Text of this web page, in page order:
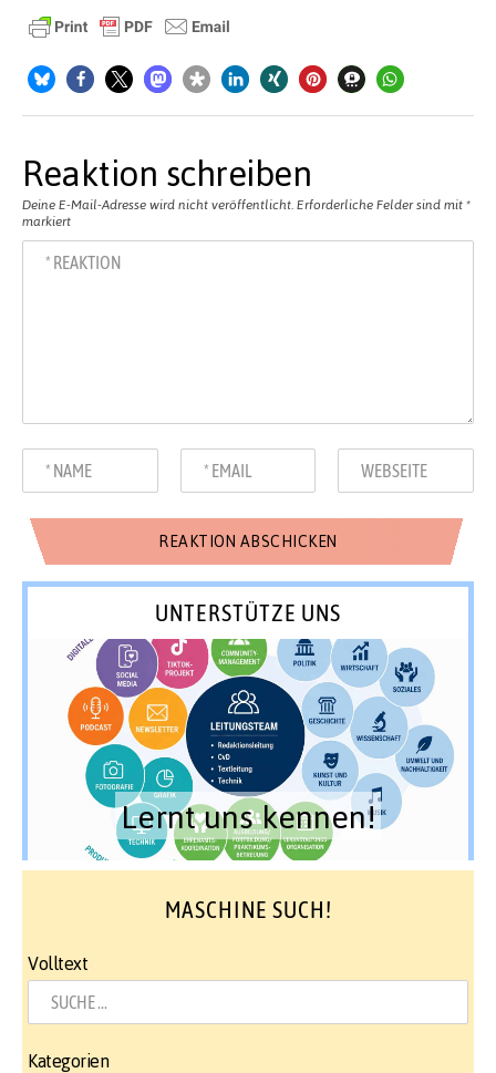
Reaktion schreiben
Deine E-Mail-Adresse wird nicht veröffentlicht. Erforderliche Felder sind mit *
markiert
UNTERSTÜTZE UNS
Lernt uns kennen!
MASCHINE SUCH!
Volltext
Kategorien